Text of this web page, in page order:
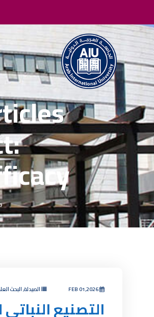
FEB 01,2026 الصيدلة, البحث
التصنيع